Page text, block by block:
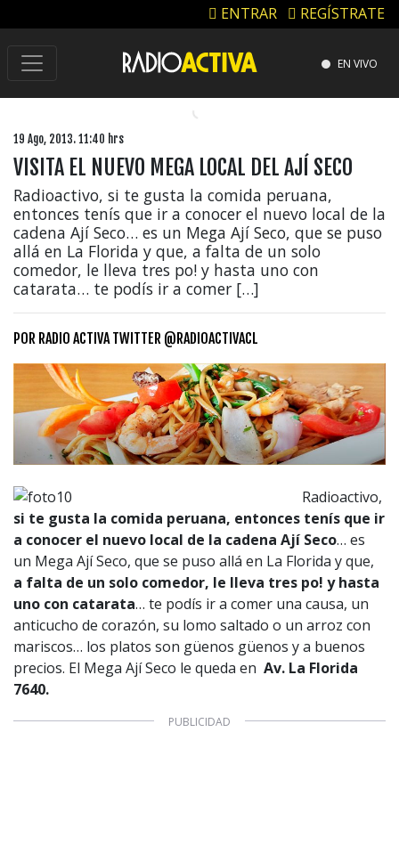
ENTRAR REGÍSTRATE
EN VIVO
19 Ago, 2013. 11:40 hrs
VISITA EL NUEVO MEGA LOCAL DEL AJÍ SECO
Radioactivo, si te gusta la comida peruana,
entonces tenís que ir a conocer el nuevo local de la
cadena Ají Seco… es un Mega Ají Seco, que se puso
allá en La Florida y que, a falta de un solo
comedor, le lleva tres po! y hasta uno con
catarata… te podís ir a comer […]
POR RADIO ACTIVA TWITTER @RADIOACTIVACL
Radioactivo,
si te gusta la comida peruana, entonces tenís que ir
a conocer el nuevo local de la cadena Ají Seco… es
un Mega Ají Seco, que se puso allá en La Florida y que,
a falta de un solo comedor, le lleva tres po! y hasta
uno con catarata… te podís ir a comer una causa, un
anticucho de corazón, su lomo saltado o un arroz con
mariscos… los platos son güenos güenos y a buenos
precios. El Mega Ají Seco le queda en Av. La Florida
7640.